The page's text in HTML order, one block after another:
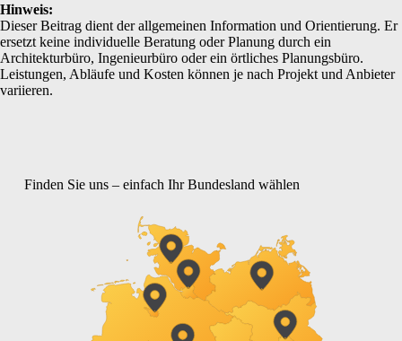
Hinweis:
Dieser Beitrag dient der allgemeinen Information und Orientierung. Er
ersetzt keine individuelle Beratung oder Planung durch ein
Architekturbüro, Ingenieurbüro oder ein örtliches Planungsbüro.
Leistungen, Abläufe und Kosten können je nach Projekt und Anbieter
variieren.
Finden Sie uns – einfach Ihr Bundesland wählen